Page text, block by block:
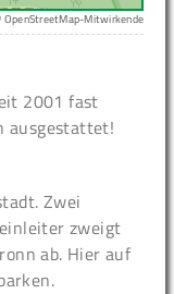
OpenStreetMap-Mitwirkende
2001 fast
ausgestattet!
Zwei
zweigt
ab. Hier auf